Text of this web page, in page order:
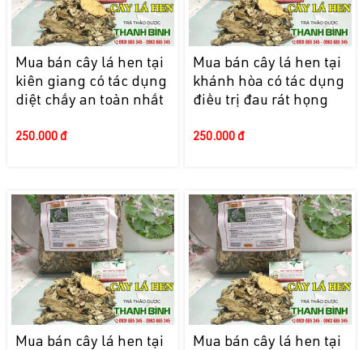
Mua bán cây lá hen tại
kiên giang có tác dụng
diệt chấy an toàn nhất
250.000 đ
Mua bán cây lá hen tại
khánh hòa có tác dụng
điều trị đau rát họng
250.000 đ
Mua bán cây lá hen tại
Mua bán cây lá hen tại